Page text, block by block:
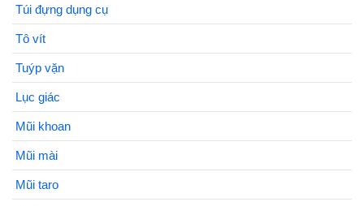
Túi đựng dụng cụ
Tô vít
Tuýp vặn
Lục giác
Mũi khoan
Mũi mài
Mũi taro